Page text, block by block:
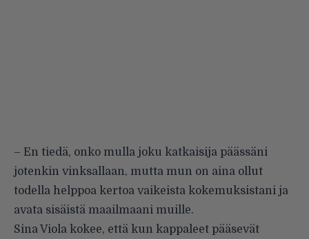
– En tiedä, onko mulla joku katkaisija päässäni
jotenkin vinksallaan, mutta mun on aina ollut
todella helppoa kertoa vaikeista kokemuksistani ja
avata sisäistä maailmaani muille.
Sina Viola kokee, että kun kappaleet pääsevät